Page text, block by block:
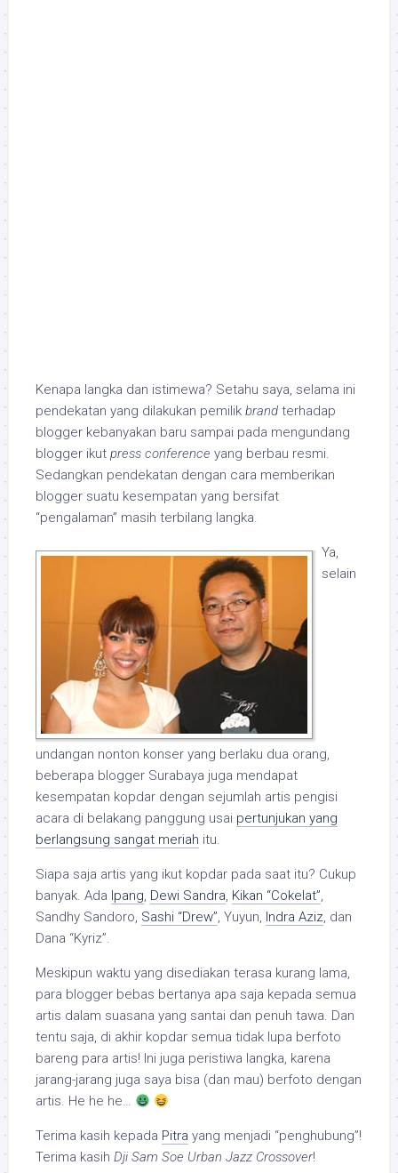
Kenapa langka dan istimewa? Setahu saya, selama ini
pendekatan yang dilakukan pemilik brand terhadap
blogger kebanyakan baru sampai pada mengundang
blogger ikut press conference yang berbau resmi.
Sedangkan pendekatan dengan cara memberikan
blogger suatu kesempatan yang bersifat
“pengalaman” masih terbilang langka.
Ya,
selain
undangan nonton konser yang berlaku dua orang,
beberapa blogger Surabaya juga mendapat
kesempatan kopdar dengan sejumlah artis pengisi
acara di belakang panggung usai pertunjukan yang
berlangsung sangat meriah itu.
Siapa saja artis yang ikut kopdar pada saat itu? Cukup
banyak. Ada Ipang, Dewi Sandra, Kikan “Cokelat”,
Sandhy Sandoro, Sashi “Drew”, Yuyun, Indra Aziz, dan
Dana “Kyriz”.
Meskipun waktu yang disediakan terasa kurang lama,
para blogger bebas bertanya apa saja kepada semua
artis dalam suasana yang santai dan penuh tawa. Dan
tentu saja, di akhir kopdar semua tidak lupa berfoto
bareng para artis! Ini juga peristiwa langka, karena
jarang-jarang juga saya bisa (dan mau) berfoto dengan
artis. He he he…
Terima kasih kepada Pitra yang menjadi “penghubung”!
Terima kasih Dji Sam Soe Urban Jazz Crossover!